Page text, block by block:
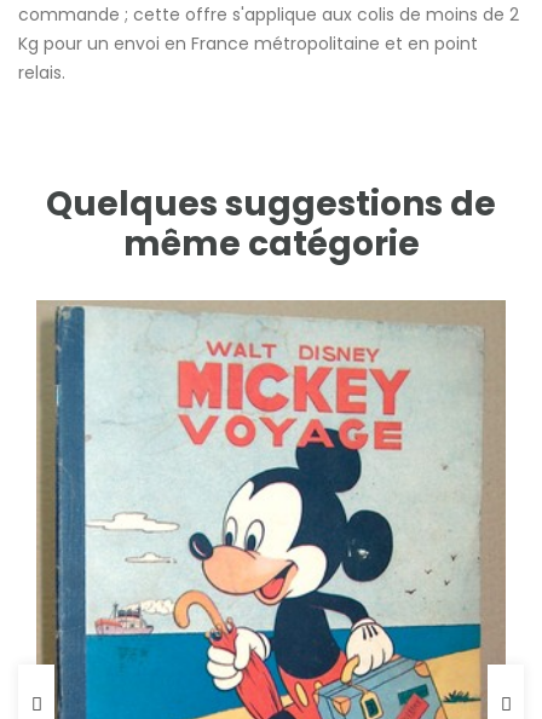
commande ; cette offre s'applique aux colis de moins de 2
Kg pour un envoi en France métropolitaine et en point
relais.
Quelques suggestions de
même catégorie